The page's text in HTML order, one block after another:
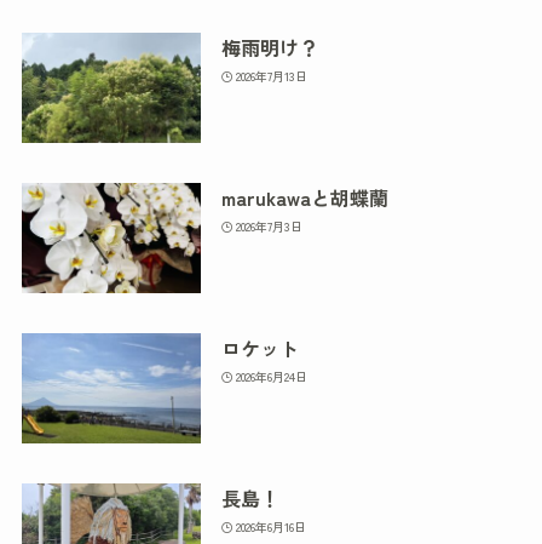
梅雨明け？
2026年7月13日
marukawaと胡蝶蘭
2026年7月3日
ロケット
2026年6月24日
長島！
2026年6月16日